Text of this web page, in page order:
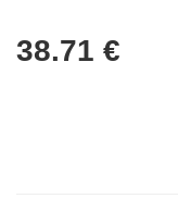
38.71 €